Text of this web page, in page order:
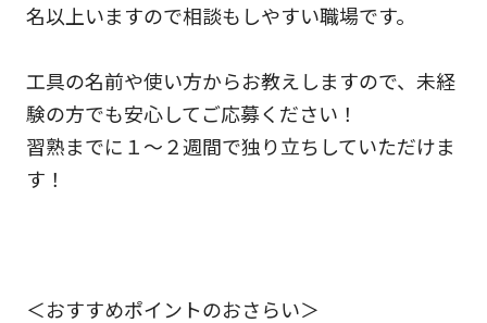
名以上いますので相談もしやすい職場です。
工具の名前や使い方からお教えしますので、未経
験の方でも安心してご応募ください！
習熟までに１～２週間で独り立ちしていただけま
す！
＜おすすめポイントのおさらい＞